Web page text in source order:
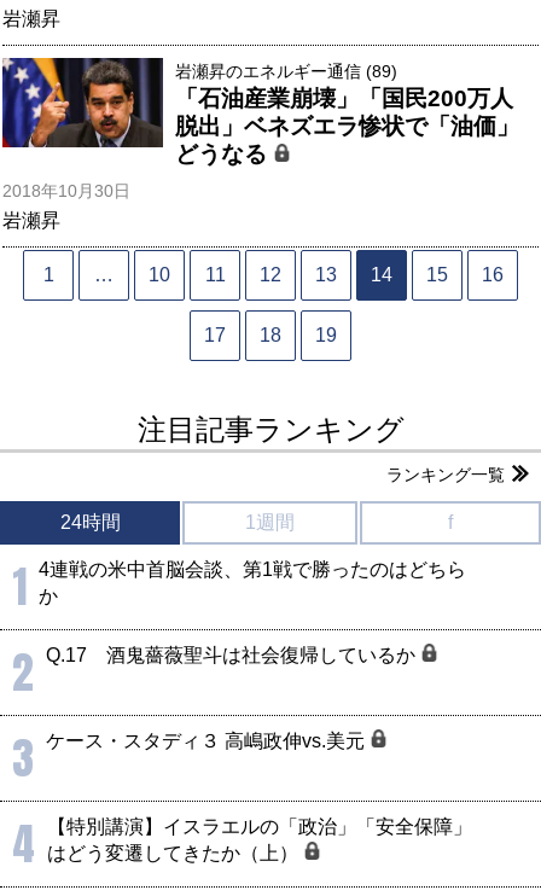
岩瀬昇
岩瀬昇のエネルギー通信 (89)
「石油産業崩壊」「国民200万人
脱出」ベネズエラ惨状で「油価」
どうなる
2018年10月30日
岩瀬昇
1 … 10 11 12 13 14 15 16
17 18 19
注目記事ランキング
ランキング一覧
24時間 1週間 f
1 4連戦の米中首脳会談、第1戦で勝ったのはどちら
か
2 Q.17 酒鬼薔薇聖斗は社会復帰しているか
3 ケース・スタディ３ 高嶋政伸vs.美元
4
【特別講演】イスラエルの「政治」「安全保障」
はどう変遷してきたか（上）